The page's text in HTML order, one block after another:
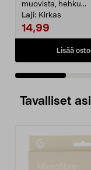
muovista, hehku...
Laji: Kirkas
14,99
Lisää
Tavalliset